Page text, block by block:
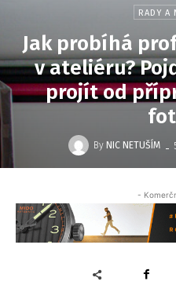
RADY A
Jak probíhá
v ateliéru?
projít od
By NIC NETUŠÍM -
-